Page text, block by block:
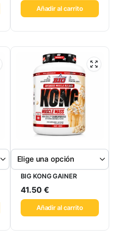
Añadir al carrito
BIG KONG GAINER
41.50 €
Añadir al carrito